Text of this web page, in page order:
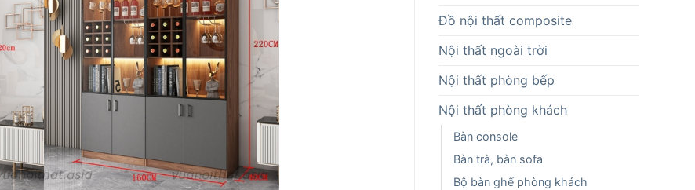
Đồ nội thất composite
Nội thất ngoài trời
Nội thất phòng bếp
Nội thất phòng khách
Bàn console
Bàn trà, bàn sofa
Bộ bàn ghế phòng khách